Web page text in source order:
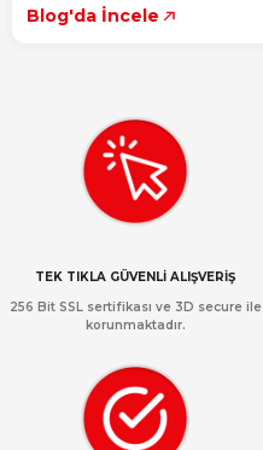
Blog'da İncele
TEK TIKLA GÜVENLİ ALIŞVERİŞ
256 Bit SSL sertifikası ve 3D secure ile
korunmaktadır.